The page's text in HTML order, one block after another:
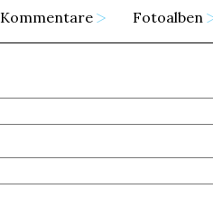
Kommentare Fotoalben